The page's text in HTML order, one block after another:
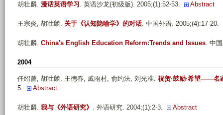
胡壮麟. 漫话英语学习 . 英语沙龙(初级版). 2005;(1):52-53. Abstract
王宗炎, 胡壮麟. 关于《认知隐喻学》的对话. 中国外语. 2005;(4):17-20.
胡壮麟. China's English Education Reform:Trends and Issues. 中
2004
任绍曾, 胡壮麟, 王德春, 戚雨村, 俞约法, 刘光准. 祝贺·鼓励·希望——名
5.
Abstract
胡壮麟. 我与《外语研究》 . 外语研究. 2004;(1):2-3. Abstract